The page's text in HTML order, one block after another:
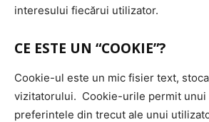
interesului fiecărui utilizator.
CE ESTE UN “COOKIE”?
Cookie-ul este un mic fisier text,
vizitatorului. Cookie-urile permit unui
preferintele din trecut ale unui